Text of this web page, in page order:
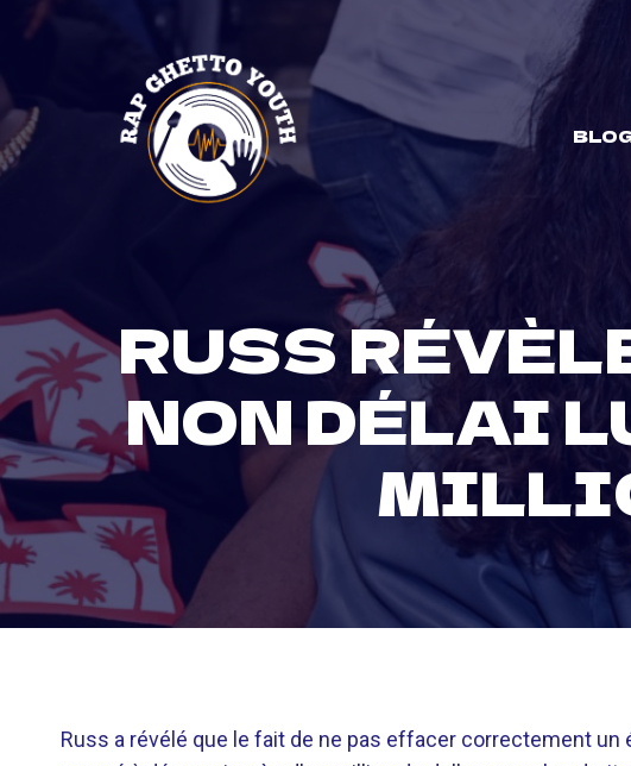
content
RUSS
NON DÉLAI
Russ a révélé que le fait de ne pas effacer correctement un